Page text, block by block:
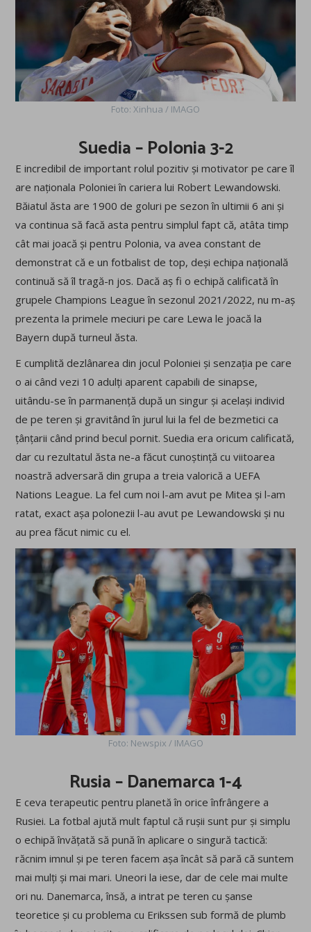
Foto: Xinhua / IMAGO
Suedia – Polonia 3-2
E incredibil de important rolul pozitiv și motivator pe care îl
are naționala Poloniei în cariera lui Robert Lewandowski.
Băiatul ăsta are 1900 de goluri pe sezon în ultimii 6 ani și
va continua să facă asta pentru simplul fapt că, atâta timp
cât mai joacă și pentru Polonia, va avea constant de
demonstrat că e un fotbalist de top, deși echipa națională
continuă să îl tragă-n jos. Dacă aș fi o echipă calificată în
grupele Champions League în sezonul 2021/2022, nu m-aș
prezenta la primele meciuri pe care Lewa le joacă la
Bayern după turneul ăsta.
E cumplită dezlânarea din jocul Poloniei și senzația pe care
o ai când vezi 10 adulți aparent capabili de sinapse,
uitându-se în parmanență după un singur și același individ
de pe teren și gravitând în jurul lui la fel de bezmetici ca
țânțarii când prind becul pornit. Suedia era oricum calificată,
dar cu rezultatul ăsta ne-a făcut cunoștință cu viitoarea
noastră adversară din grupa a treia valorică a UEFA
Nations League. La fel cum noi l-am avut pe Mitea și l-am
ratat, exact așa polonezii l-au avut pe Lewandowski și nu
au prea făcut nimic cu el.
Foto: Newspix / IMAGO
Rusia – Danemarca 1-4
E ceva terapeutic pentru planetă în orice înfrângere a
Rusiei. La fotbal ajută mult faptul că rușii sunt pur și simplu
o echipă învățată să pună în aplicare o singură tactică:
răcnim imnul și pe teren facem așa încât să pară că suntem
mai mulți și mai mari. Uneori la iese, dar de cele mai multe
ori nu. Danemarca, însă, a intrat pe teren cu șanse
teoretice și cu problema cu Erikssen sub formă de plumb